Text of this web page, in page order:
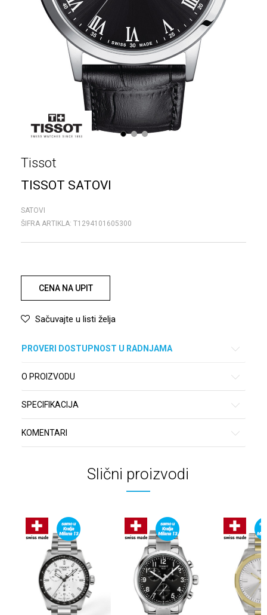
1 2 3
Tissot
TISSOT SATOVI
SATOVI
ŠIFRA ARTIKLA: T1294101605300
CENA NA UPIT
Sačuvajte u listi želja
PROVERI DOSTUPNOST U RADNJAMA
O PROIZVODU
SPECIFIKACIJA
KOMENTARI
Slični proizvodi